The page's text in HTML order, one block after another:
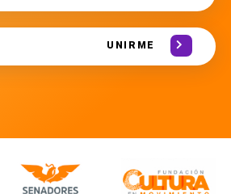
UNIRME